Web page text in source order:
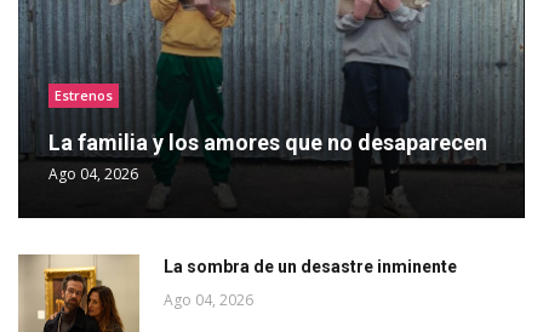
Estrenos
La familia y los amores que no desaparecen
Ago 04, 2026
La sombra de un desastre inminente
Ago 04, 2026